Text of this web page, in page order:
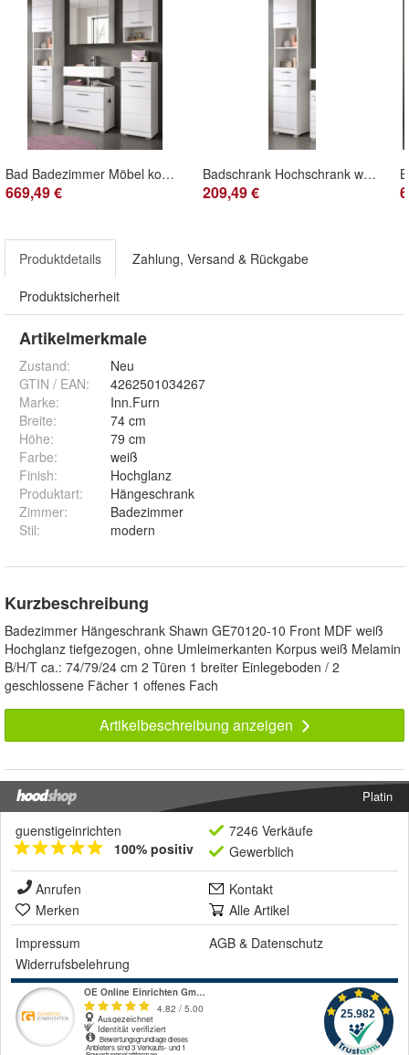
Bad Badezimmer Möbel komplett Set 5-tlg. in weiß Hochglanz Badmöbel Shawn 164 cm
669,49 €
Badschrank Hochschrank weiß Hochglanz 2-türig Badezimmer Bad Möbel 37 x 191 cm Shawn
209,49 €
Produktdetails Zahlung, Versand & Rückgabe
Produktsicherheit
Artikelmerkmale
Zustand:
Neu
GTIN / EAN:
4262501034267
Marke:
Inn.Furn
Breite:
74 cm
Höhe:
79 cm
Farbe:
weiß
Finish:
Hochglanz
Produktart:
Hängeschrank
Zimmer:
Badezimmer
Stil: modern
Kurzbeschreibung
Badezimmer Hängeschrank Shawn GE70120-10 Front MDF weiß
Hochglanz tiefgezogen, ohne Umleimerkanten Korpus weiß Melamin
B/H/T ca.: 74/79/24 cm 2 Türen 1 breiter Einlegeboden / 2
geschlossene Fächer 1 offenes Fach
Artikelbeschreibung anzeigen
Platin
guenstigeinrichten
100% positiv
7246 Verkäufe
Gewerblich
Anrufen
Kontakt
Merken
Alle Artikel
Impressum
AGB & Datenschutz
Widerrufsbelehrung